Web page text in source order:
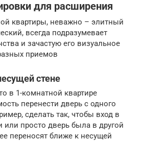
для расширения
квартиры, неважно – элитный
всегда подразумевает
и зачастую его визуальное
приемов
стене
в 1-комнатной квартире
перенести дверь с одного
сделать так, чтобы вход в
или просто дверь была в другой
переносят ближе к несущей